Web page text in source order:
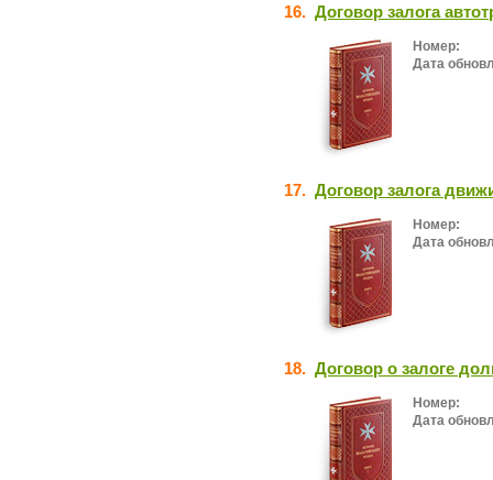
16. Договор залога
Номер:
Дата
17. Договор залога
Номер:
Дата
18. Договор о залоге
Номер:
Дата